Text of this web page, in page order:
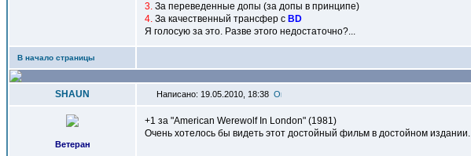
3. За переведенные допы (за допы в принципе)
4. За качественный трансфер с BD
Я голосую за это. Разве этого недостаточно?...
В начало страницы
SHAUN Написано: 19.05.2010, 18:38
Ветеран
+1 за "American Werewolf In London" (1981)
Очень хотелось бы видеть этот достойный фильм в достойном издании.